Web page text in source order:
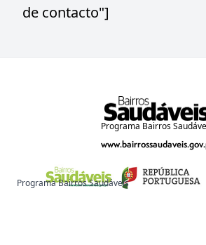
Programa Bairros Saudáveis
de contacto"]
Programa Bairros